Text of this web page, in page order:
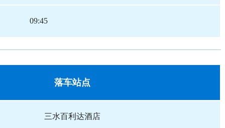
09:45
落车站点
三水百利达酒店